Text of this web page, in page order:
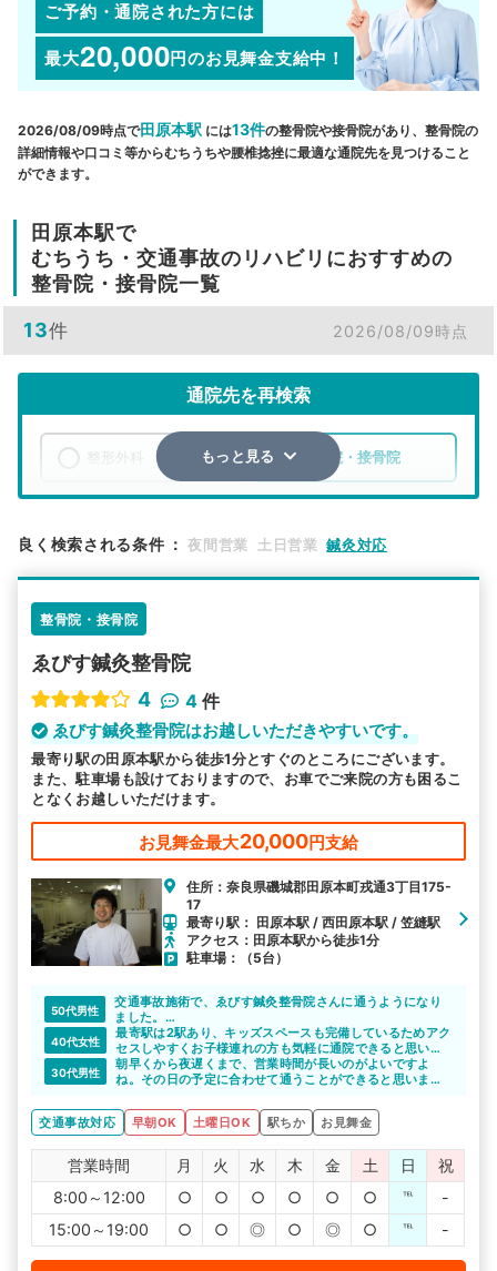
ご予約・通院された方には
最大20,000円のお見舞金支給中！
2026/08/09時点で田原本駅 には13件の整骨院や接骨院があり、整骨院の
詳細情報や口コミ等からむちうちや腰椎捻挫に最適な通院先を見つけること
ができます。
田原本駅で
むちうち・交通事故のリハビリにおすすめの
整骨院・接骨院一覧
13件 2026/08/09時点
通院先を再検索
整骨院・接骨院
検索する
駅から探す 院名から探す
もっと見る
良く検索される条件 ： 夜間営業 土日営業 鍼灸対応
整骨院・接骨院
ゑびす鍼灸整骨院
4
4 件
ゑびす鍼灸整骨院はお越しいただきやすいです。
最寄り駅の田原本駅から徒歩1分とすぐのところにございます。
また、駐車場も設けておりますので、お車でご来院の方も困るこ
となくお越しいただけます。
お見舞金最大20,000円支給
住所：奈良県磯城郡田原本町戎通3丁目175-
17
最寄り駅： 田原本駅 / 西田原本駅 / 笠縫駅
アクセス：田原本駅から徒歩1分
駐車場：（5台）
50代男性
交通事故施術で、ゑびす鍼灸整骨院さんに通うようになり
ました。
はじめてのことで色々と不安でしたが、先生やスタッフの
みなさんが優しく、親切・丁寧に施術してくださり、身体
も心も和らげて頂きました。
仕事もしていますので、予約優先で待ち時間がなくて安心
40代女性
最寄駅は2駅あり、キッズスペースも完備しているためアク
セスしやすくお子様連れの方も気軽に通院できると思いま
す。
30代男性
朝早くから夜遅くまで、営業時間が長いのがよいですよ
ね。その日の予定に合わせて通うことができると思いま
交通事故対応
早朝OK 土曜日OK 駅ちか お見舞金
営業時間 月 火 水 木 金 土 日
祝
8:00～12:00
○ ○ ○ ○ ○ ○ ℡
-
15:00～19:00
○ ○ ◎ ○ ◎ ○ ℡ -